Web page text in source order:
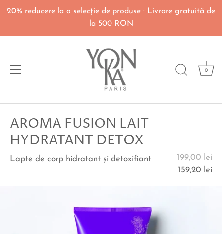
continut
20% reducere la o selecţie de produse · Livrare gratuită de
la 500 RON
0
AROMA FUSION LAIT
HYDRATANT DETOX
Lapte de corp hidratant şi detoxifiant
199,00 lei
159,20 lei